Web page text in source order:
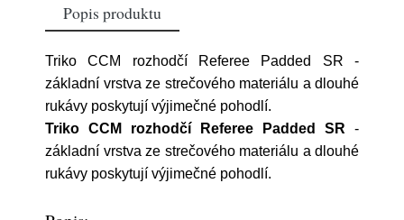
Popis produktu
Triko CCM rozhodčí Referee Padded SR -
základní vrstva ze strečového materiálu a dlouhé
rukávy poskytují výjimečné pohodlí.
Triko CCM rozhodčí Referee Padded SR -
základní vrstva ze strečového materiálu a dlouhé
rukávy poskytují výjimečné pohodlí.